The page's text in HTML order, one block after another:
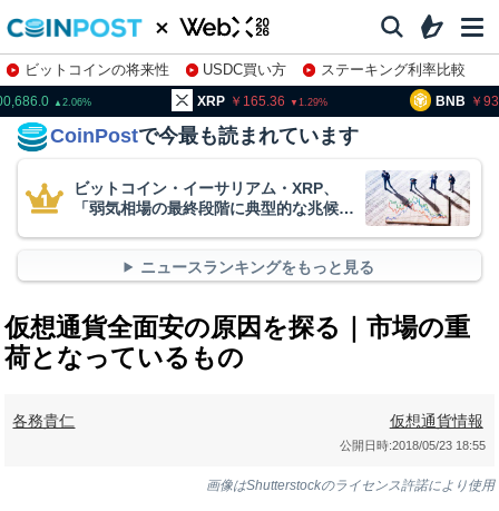
ビットコインの将来性 USDC買い方
ステーキング利率比較
株特集・関連銘柄
XRP 1.29 BNB 0.34
CoinPostで今最も読まれています
ビットコイン・イーサリアム・XRP、
「弱気相場の最終段階に典型的な兆候」
ニュースランキングをもっと見る
仮想通貨全面安の原因を探る｜市場の重
荷となっているもの
各務貴仁 仮想通貨情報
公開日時:2018/05/23 18:55
画像はShutterstockのライセンス許諾により使用